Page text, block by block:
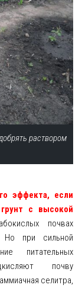
раствором
эффекта, если
с высокой
почвах
Но при сильной
питательных
почву
селитра,